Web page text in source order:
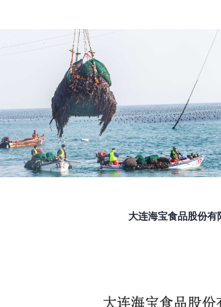
大连海宝食品股份